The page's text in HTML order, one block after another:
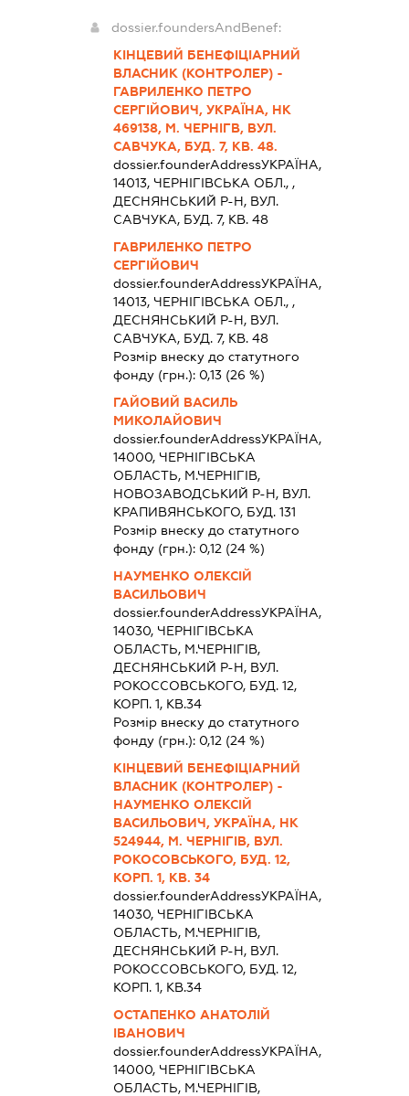
dossier.foundersAndBenef:
КІНЦЕВИЙ БЕНЕФІЦІАРНИЙ
ВЛАСНИК (КОНТРОЛЕР) -
ГАВРИЛЕНКО ПЕТРО
СЕРГІЙОВИЧ, УКРАЇНА, НК
469138, М. ЧЕРНІГВ, ВУЛ.
САВЧУКА, БУД. 7, КВ. 48.
dossier.founderAddressУКРАЇНА,
14013, ЧЕРНIГIВСЬКА ОБЛ., ,
ДЕСНЯНСЬКИЙ Р-Н, ВУЛ.
САВЧУКА, БУД. 7, КВ. 48
ГАВРИЛЕНКО ПЕТРО
СЕРГІЙОВИЧ
dossier.founderAddressУКРАЇНА,
14013, ЧЕРНIГIВСЬКА ОБЛ., ,
ДЕСНЯНСЬКИЙ Р-Н, ВУЛ.
САВЧУКА, БУД. 7, КВ. 48
Розмір внеску до статутного
фонду (грн.): 0,13 (26 %)
ГАЙОВИЙ ВАСИЛЬ
МИКОЛАЙОВИЧ
dossier.founderAddressУКРАЇНА,
14000, ЧЕРНIГIВСЬКА
ОБЛАСТЬ, М.ЧЕРНІГІВ,
НОВОЗАВОДСЬКИЙ Р-Н, ВУЛ.
КРАПИВЯНСЬКОГО, БУД. 131
Розмір внеску до статутного
фонду (грн.): 0,12 (24 %)
НАУМЕНКО ОЛЕКСІЙ
ВАСИЛЬОВИЧ
dossier.founderAddressУКРАЇНА,
14030, ЧЕРНIГIВСЬКА
ОБЛАСТЬ, М.ЧЕРНІГІВ,
ДЕСНЯНСЬКИЙ Р-Н, ВУЛ.
РОКОССОВСЬКОГО, БУД. 12,
КОРП. 1, КВ.34
Розмір внеску до статутного
фонду (грн.): 0,12 (24 %)
КІНЦЕВИЙ БЕНЕФІЦІАРНИЙ
ВЛАСНИК (КОНТРОЛЕР) -
НАУМЕНКО ОЛЕКСІЙ
ВАСИЛЬОВИЧ, УКРАЇНА, НК
524944, М. ЧЕРНІГІВ, ВУЛ.
РОКОСОВСЬКОГО, БУД. 12,
КОРП. 1, КВ. 34
dossier.founderAddressУКРАЇНА,
14030, ЧЕРНIГIВСЬКА
ОБЛАСТЬ, М.ЧЕРНІГІВ,
ДЕСНЯНСЬКИЙ Р-Н, ВУЛ.
РОКОССОВСЬКОГО, БУД. 12,
КОРП. 1, КВ.34
ОСТАПЕНКО АНАТОЛІЙ
ІВАНОВИЧ
dossier.founderAddressУКРАЇНА,
14000, ЧЕРНIГIВСЬКА
ОБЛАСТЬ, М.ЧЕРНІГІВ,